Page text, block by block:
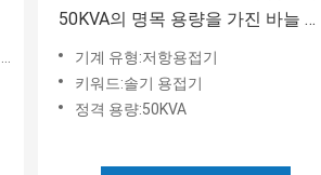
50KVA의 명목 용량을 가진 바늘 용
접 기계를 제어합니다.
기계 유형:저항용접기
키워드:솔기 용접기
정격 용량:50KVA